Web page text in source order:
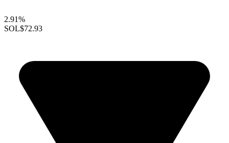
2.91%
SOL$72.93